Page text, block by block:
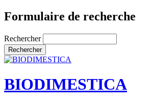
Formulaire de recherche
Rechercher
BIODIMESTICA